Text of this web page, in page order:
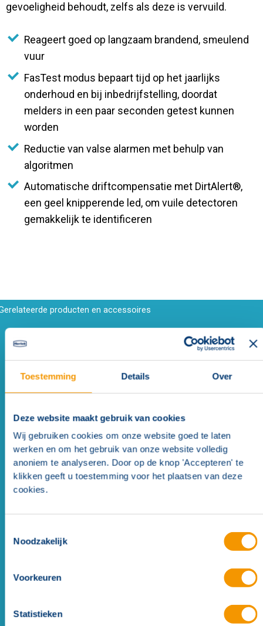
Toestemming Details Over
Deze website maakt gebruik van cookies
Wij gebruiken cookies om onze website goed te laten
werken en om het gebruik van onze website volledig
anoniem te analyseren. Door op de knop 'Accepteren' te
klikken geeft u toestemming voor het plaatsen van deze
cookies.
Noodzakelijk
Voorkeuren
Statistieken
gevoeligheid behoudt, zelfs als deze is vervuild.
Reageert goed op langzaam brandend, smeulend
vuur
FasTest modus bepaart tijd op het jaarlijks
onderhoud en bij inbedrijfstelling, doordat
melders in een paar seconden getest kunnen
worden
Reductie van valse alarmen met behulp van
algoritmen
Automatische driftcompensatie met DirtAlert®,
een geel knipperende led, om vuile detectoren
gemakkelijk te identificeren
producten en accessoires
Sokkels
Alternativen(1)
Alternatieve mogelijkheden(1)
Sokkels